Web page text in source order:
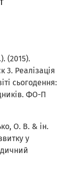
(2015).
3. Реалізація
сьогодення:
ФО-П
О. В. & ін.
у